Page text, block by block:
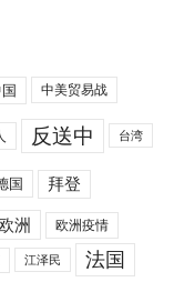
中美贸易战
反送中 台湾
国 拜登
欧洲 欧洲疫情
江泽民 法国